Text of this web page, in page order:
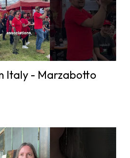
Italy - Marzabotto